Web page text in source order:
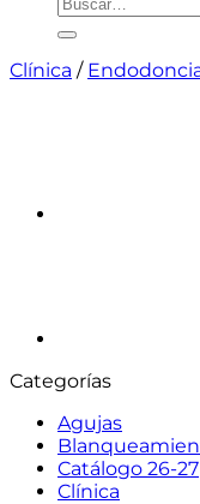
por:
Clínica /
Categorías
Agujas
Catálogo 26-27
Clínica